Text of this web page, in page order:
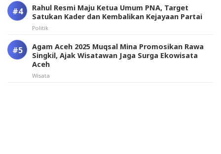
Rahul Resmi Maju Ketua Umum PNA, Target
Satukan Kader dan Kembalikan Kejayaan Partai
Politik
Agam Aceh 2025 Muqsal Mina Promosikan Rawa
Singkil, Ajak Wisatawan Jaga Surga Ekowisata
Aceh
Wisata